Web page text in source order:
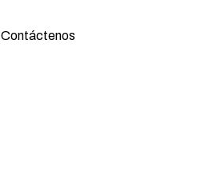
Contáctenos